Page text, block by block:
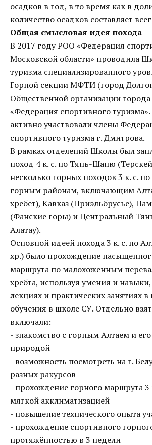
осадков в год, в то время как в
количество осадков составляет
Общая смысловая идея похода
В 2017 году РОО «Федерация
Московской области» проводила
туризма специализированного
Горной секции МФТИ (город
Общественной организации
«Федерация спортивного
активно участвовали члены
спортивного туризма г. Дмитрова.
В рамках отделений Школы был
поход 4 к. с. по Тянь-Шаню
несколько горных походов 3 к. с.
горным районам, включающим
хребет), Кавказ (Приэльбрусье),
(Фанские горы) и Центральный
Алатау).
Основной идеей похода 3 к. с. по
хр.) было прохождение
маршрута по малохоженным
хребта, используя умения и
лекциях и практических занятиях в
обучения в школе СУ. Отдельно
включали:
- знакомство с горным Алтаем и
природой
- возможность посмотреть на г.
разных ракурсов
- прохождение горного маршрута 3
мягкой акклиматизацией
- повышение технического опыта
- прохождение спортивного
протяжённостью в 3 недели